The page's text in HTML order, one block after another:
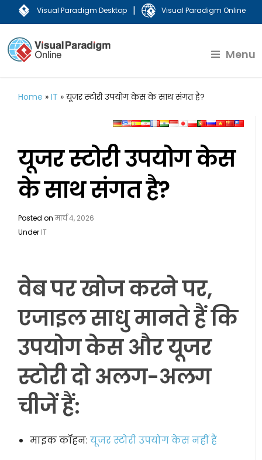
Visual Paradigm Desktop | Visual Paradigm Online
Menu
Home »IT »यूजर स्टोरी उपयोग केस के साथ संगत है?
यूजर स्टोरी उपयोग केस
के साथ संगत है?
Posted onमार्च 4, 2026
Under IT
वेब पर खोज करने पर,
एजाइल साधु मानते हैं कि
उपयोग केस और यूजर
स्टोरी दो अलग-अलग
चीजें हैं:
माइक कॉहन:यूजर स्टोरी उपयोग केस नहीं हैं